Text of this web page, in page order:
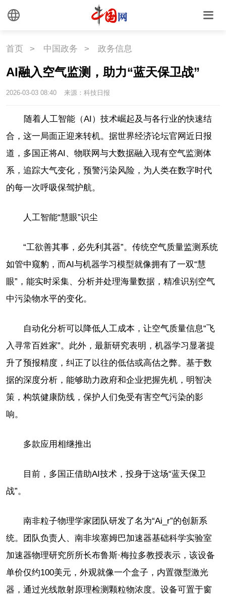
首页 > 中国政务 > 政务信息
AI融入空气监测，助力“蓝天保卫战”
2026-03-03 08:40 来源：科技日报
随着人工智能（AI）技术崛起及与各行业的快速结
合，这一局面正迎来转机。据世界经济论坛官网近日报
道，多国正将AI、物联网与大数据融入现有空气监测体
系，追踪大气变化，预警污染风险，为人类在数字时代
的每一次呼吸保驾护航。
人工智能“慧眼”识尘
“工欲善其事，必先利其器”。传统空气质量监测系统
如管中窥豹，而AI与机器学习模型就像拥有了一双“慧
眼”，能实时采集、分析并处理海量数据，精准识别空气
中污染物水平的变化。
自动化分析可以降低人工成本，让空气质量信息“飞
入寻常百姓家”。此外，最新研究表明，机器学习显著提
升了预报精度，纠正了以往的低估或高估之弊。基于数
据的深度分析，能够助力政府和企业把握先机，明智决
策，构筑健康防线，保护人们免受有害空气污染的影
响。
多款应用相继推出
目前，多国正借助AI技术，投身于这场“蓝天保卫
战”。
南非粒子物理学家团队研发了名为“Ai_r”的创新系
统。团队负责人、南非埃塞姆巴加速器基础科学实验室
加速器物理研究所所长布鲁斯·梅拉多教授表示，该设备
单价仅约100美元，外观就像一个盒子，内置微型激光
器，通过光线散射原理检测颗粒物浓度。设备可置于窗